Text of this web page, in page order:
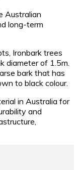
Australian
long-term
Ironbark trees
diameter of 1.5m.
bark that has
to black colour.
in Australia for
and